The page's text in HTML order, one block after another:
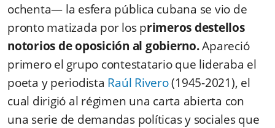
ochenta— la esfera pública cubana se vio de
pronto matizada por los primeros destellos
notorios de oposición al gobierno.Apareció
primero el grupo contestatario que lideraba el
poeta y periodista Raúl Rivero(1945-2021), el
cual dirigió al régimen una carta abierta con
una serie de demandas políticas y sociales que